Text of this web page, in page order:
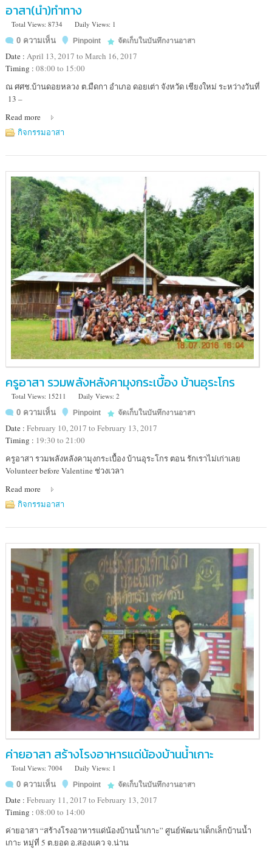
อาสา(นำ)ทำทาง
Total Views: 8734
Daily Views: 1
0 ความเห็น
Pinpoint จัดเก็บในบันทึกงานอาสา
Date : April 13, 2017 to March 16, 2017
Timing : 08:00 to 15:00
Location
ณ ศศช.บ้านดอยหลวง ต.มืดกา อำเภอ ดอยเต่า จังหวัด เชียงใหม่ ระหว่างวันที่
13 –
Read more
กิจกรรมอาสา
ครูอาสา รวมพลังหลังคามุงกระเบื้อง บ้านอุระโกร
Total Views: 15211
Daily Views: 2
0 ความเห็น
Pinpoint จัดเก็บในบันทึกงานอาสา
Date : February 10, 2017 to February 13, 2017
Timing : 19:30 to 21:00
Location
:
ตีทอง
แขวง
ราช
บพิตร
พระนคร
กรุงเทพมหานคร
10200
ประเทศไทย
ครูอาสา รวมพลังหลังคามุงกระเบื้อง บ้านอุระโกร ตอน รักเราไม่เก่าเลย
Volunteer before Valentine ช่วงเวลา
Read more
กิจกรรมอาสา
ค่ายอาสา สร้างโรงอาหารแด่น้องบ้านน้ำเกาะ
Total Views: 7004
Daily Views: 1
0 ความเห็น
Pinpoint จัดเก็บในบันทึกงานอาสา
Date : February 11, 2017 to February 13, 2017
Timing : 08:00 to 14:00
Location
:
ค่ายอาสา “สร้างโรงอาหารแด่น้องบ้านน้ำเกาะ” ศูนย์พัฒนาเด็กเล็กบ้านน้ำ
เกาะ หมู่ที่ 5 ต.ยอด อ.สองแคว จ.น่าน